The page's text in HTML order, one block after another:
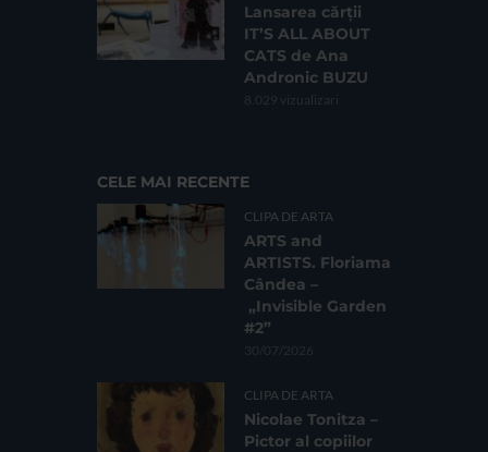
Lansarea cărții
IT’S ALL ABOUT
CATS de Ana
Andronic BUZU
8.029 vizualizari
CELE MAI RECENTE
CLIPA DE ARTA
ARTS and
ARTISTS. Floriama
Cândea –
„Invisible Garden
#2”
30/07/2026
CLIPA DE ARTA
Nicolae Tonitza –
Pictor al copiilor